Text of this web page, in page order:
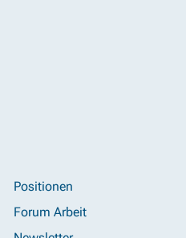
Positionen
Forum Arbeit